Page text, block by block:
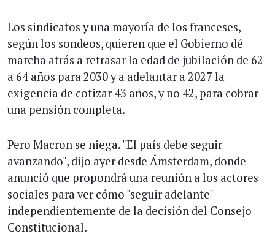
Los sindicatos y una mayoría de los franceses,
según los sondeos, quieren que el Gobierno dé
marcha atrás a retrasar la edad de jubilación de 62
a 64 años para 2030 y a adelantar a 2027 la
exigencia de cotizar 43 años, y no 42, para cobrar
una pensión completa.
Pero Macron se niega. "El país debe seguir
avanzando", dijo ayer desde Ámsterdam, donde
anunció que propondrá una reunión a los actores
sociales para ver cómo "seguir adelante"
independientemente de la decisión del Consejo
Constitucional.